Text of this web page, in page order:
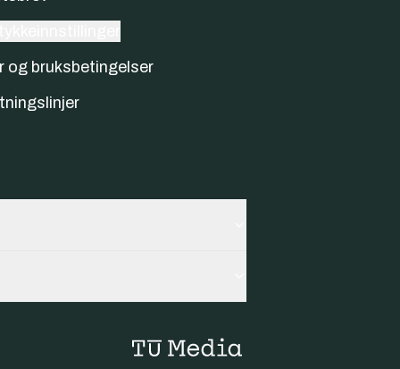
og bruksbetingelser